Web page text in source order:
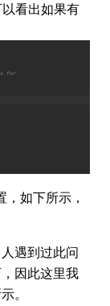
看出如果有
如下所示，
遇到过此问
因此这里我
。